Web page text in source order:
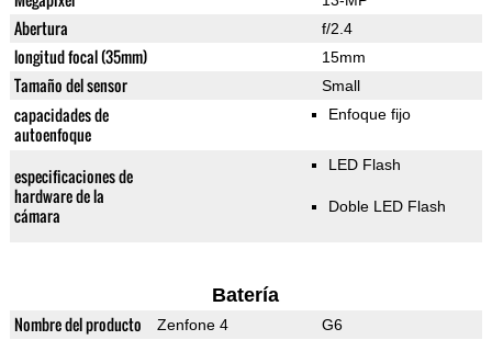
Abertura f/2.4
longitud focal (35mm) 15mm
Tamaño del sensor Small
capacidades de
autoenfoque
Enfoque fijo
especificaciones de
hardware de la
cámara
LED Flash
Doble LED Flash
Batería
Nombre del producto Zenfone 4 G6